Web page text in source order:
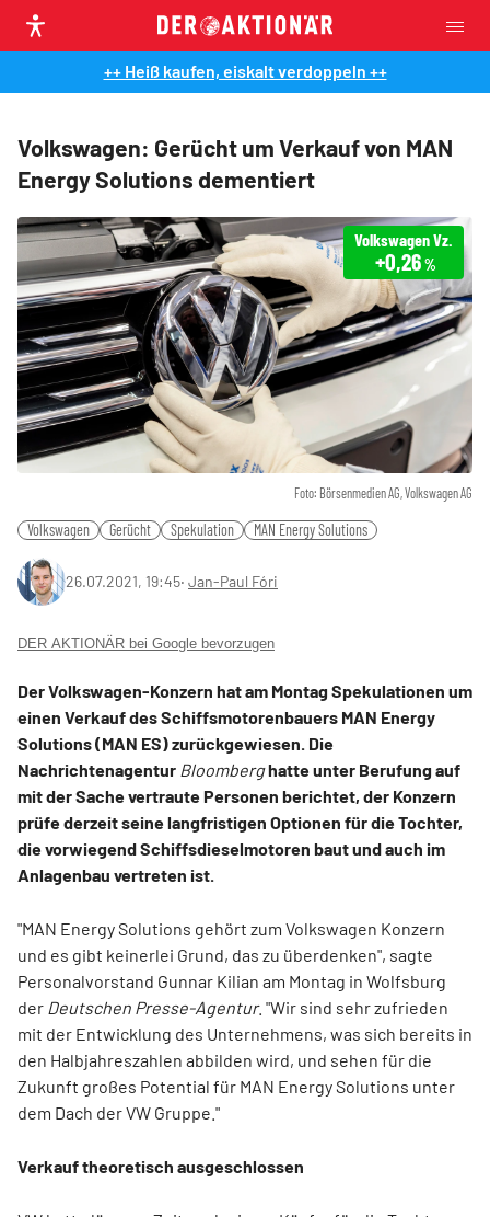
++ Heiß kaufen, eiskalt verdoppeln ++
Volkswagen: Gerücht um Verkauf von MAN
Energy Solutions dementiert
Foto: Börsenmedien AG, Volkswagen AG
Volkswagen Vz.
+0,26%
Volkswagen Gerücht Spekulation MAN Energy Solutions
26.07.2021, 19:45‧ Jan-Paul Fóri
DER AKTIONÄR bei Google bevorzugen
Der Volkswagen-Konzern hat am Montag Spekulationen um
einen Verkauf des Schiffsmotorenbauers MAN Energy
Solutions (MAN ES) zurückgewiesen. Die
Nachrichtenagentur Bloomberghatte unter Berufung auf
mit der Sache vertraute Personen berichtet, der Konzern
prüfe derzeit seine langfristigen Optionen für die Tochter,
die vorwiegend Schiffsdieselmotoren baut und auch im
Anlagenbau vertreten ist.
"MAN Energy Solutions gehört zum Volkswagen Konzern
und es gibt keinerlei Grund, das zu überdenken", sagte
Personalvorstand Gunnar Kilian am Montag in Wolfsburg
der Deutschen Presse-Agentur. "Wir sind sehr zufrieden
mit der Entwicklung des Unternehmens, was sich bereits in
den Halbjahreszahlen abbilden wird, und sehen für die
Zukunft großes Potential für MAN Energy Solutions unter
dem Dach der VW Gruppe."
Verkauf theoretisch ausgeschlossen